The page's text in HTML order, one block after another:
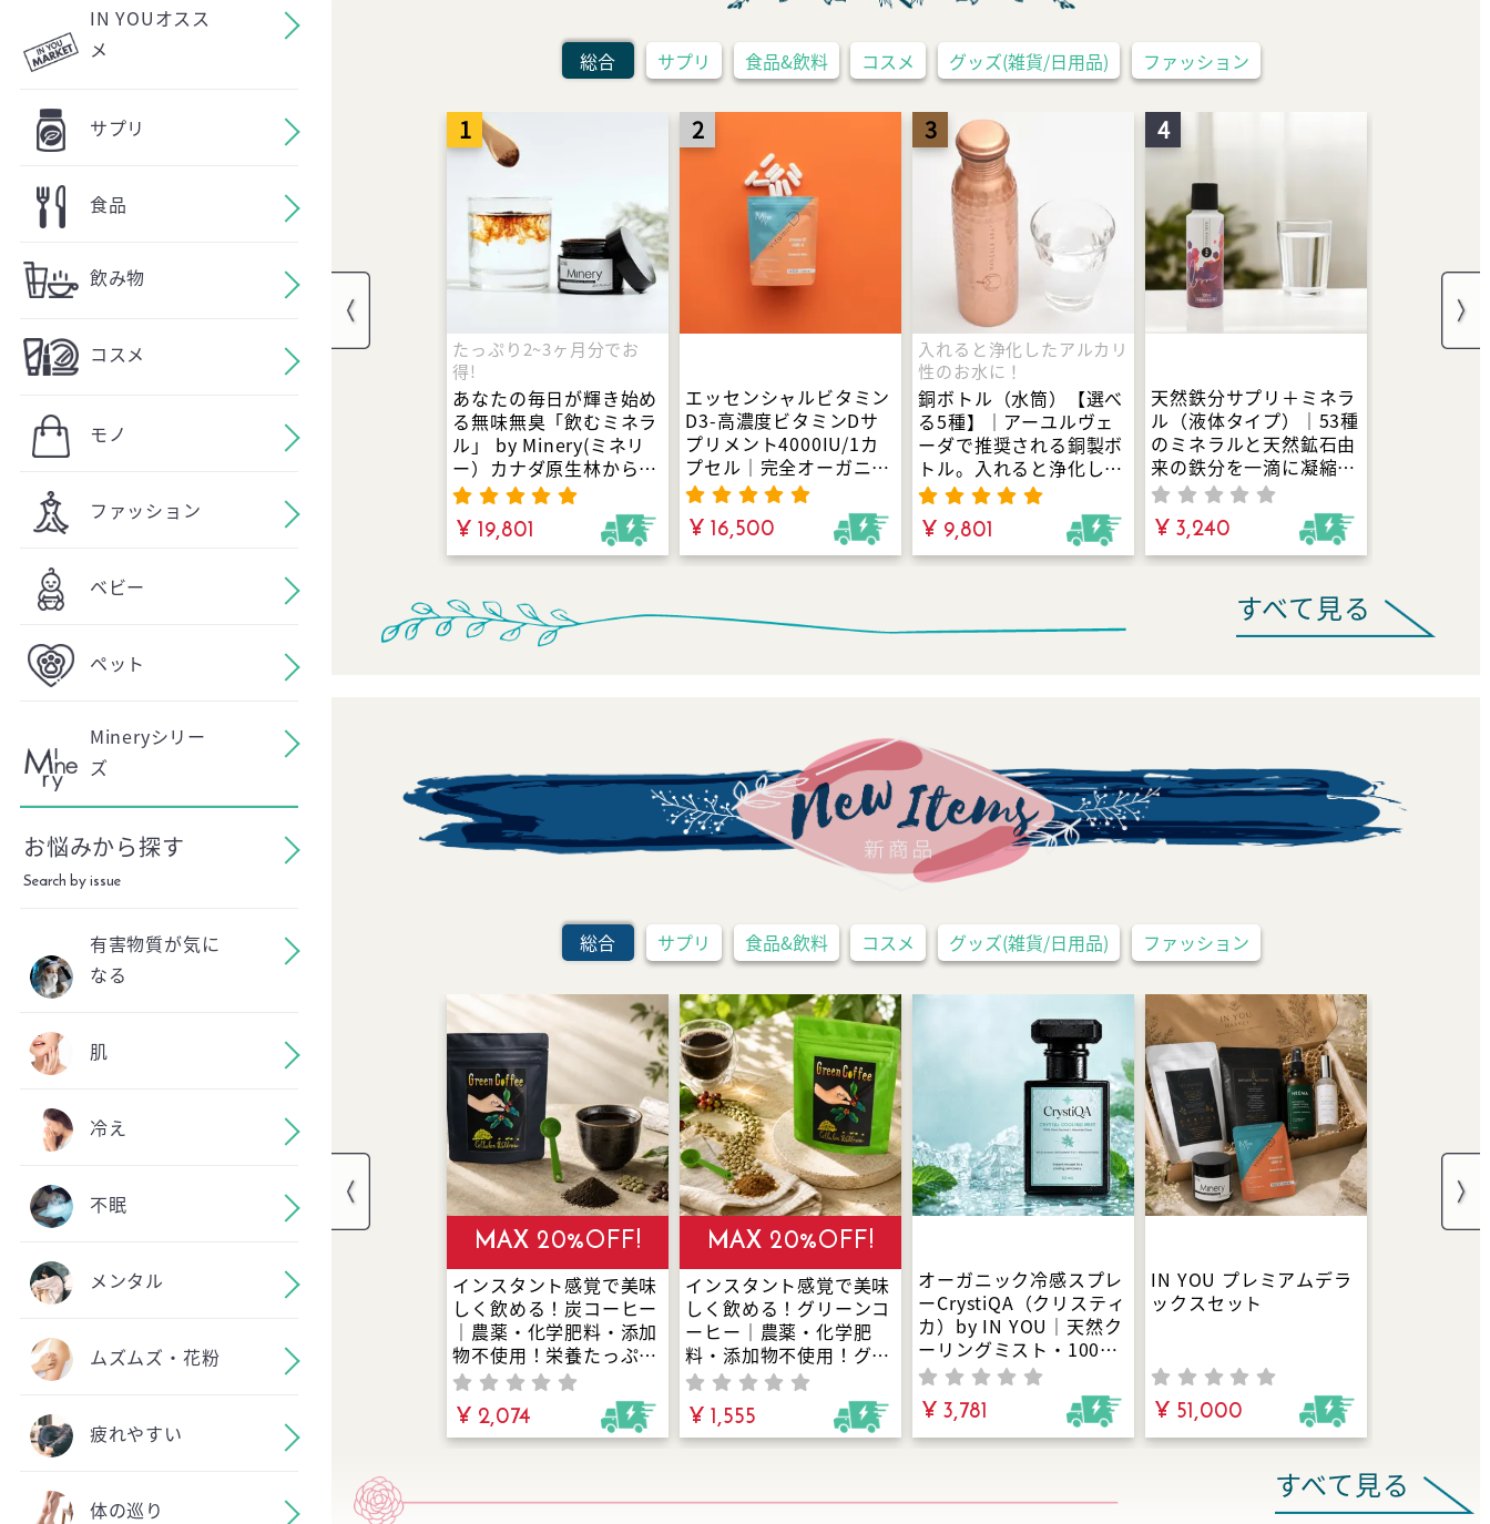
IN YOUオスス
メ
サプリ
食品
飲み物
コスメ
モノ
ファッション
ベビー
ペット
Mineryシリー
ズ
お悩みから探す
Search by issue
有害物質が気に
なる
肌
冷え
不眠
メンタル
ムズムズ・花粉
疲れやすい
体の巡り
総合 サプリ 食品&飲料 コスメ グッズ(雑貨/日用品) ファッション
1
たっぷり2~3ヶ月分でお
得!
あなたの毎日が輝き始め
る無味無臭「飲むミネラ
ル」 by Minery(ミネリ
ー）カナダ原生林から誕
生！重金属・農薬テスト
済｜たっぷり2.5-3.5ヶ月
分でお得！1日188円か
らのミネラル週間。
¥ 19,801
2
エッセンシャルビタミン
D3-高濃度ビタミンDサ
プリメント4000IU/1カ
プセル｜完全オーガニッ
ク×非加熱×天然型ビタ
ミンD3とビタミンK2が
ヴィーガン仕様で安心し
て摂取できる！by
¥ 16,500
3
入れると浄化したアルカリ
性のお水に！
銅ボトル（水筒）【選べ
る5種】｜アーユルヴェ
ーダで推奨される銅製ボ
トル。入れると浄化した
アルカリ性のお水に。世
界各国で重宝されてきた
伝統的なアイテム。
¥ 9,801
4
天然鉄分サプリ＋ミネラ
ル（液体タイプ）｜53種
のミネラルと天然鉱石由
来の鉄分を一滴に凝縮｜
貧血・鉄不足・女性特有
の不調に！
¥ 3,240
すべて見る
総合 サプリ 食品&飲料 コスメ グッズ(雑貨/日用品) ファッション
MAX 20%OFF!
インスタント感覚で美味
しく飲める！炭コーヒー
｜農薬・化学肥料・添加
物不使用！栄養たっぷり
グリーンコーヒーと日本
三大備長炭の一つである
高級日向備長炭パウダー
を絶妙なバランスで配
¥ 2,074
MAX 20%OFF!
インスタント感覚で美味
しく飲める！グリーンコ
ーヒー｜農薬・化学肥
料・添加物不使用！グリ
ーンコーヒーの栄養成分
とチアパス産アラビカ種
のコーヒーを絶妙なバラ
ンスで配合！市販のコー
¥ 1,555
オーガニック冷感スプレ
ーCrystiQA（クリスティ
カ）by IN YOU｜天然ク
ーリングミスト・100%
植物由来で夏バテ対策！
オーガニックミントたっ
ぷりのアロマミスト
¥ 3,781
IN YOU プレミアムデラ
ックスセット
¥ 51,000
すべて見る